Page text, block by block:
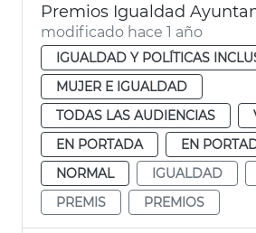
modificado hace 1 año
IGUALDAD Y POLÍTICAS
MUJER E IGUALDAD
TODAS LAS AUDIENCIAS
EN PORTADA
EN
NORMAL
IGUALDAD
PREMIS
PREMIOS